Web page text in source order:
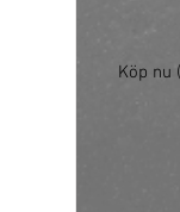
Köp nu